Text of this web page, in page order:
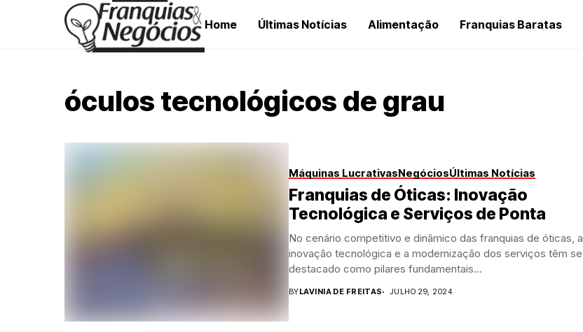
Home Últimas Notícias Alimentação Franquias Baratas
óculos tecnológicos de grau
Máquinas LucrativasNegóciosÚltimas Notícias
Franquias de Óticas: Inovação
Tecnológica e Serviços de Ponta
No cenário competitivo e dinâmico das franquias de óticas, a
inovação tecnológica e a modernização dos serviços têm se
destacado como pilares fundamentais...
BYLAVINIA DE FREITAS JULHO 29, 2024